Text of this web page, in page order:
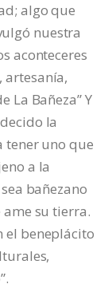
algo que
nuestra
aconteceres
artesanía,
La Bañeza” Y
la
tener uno que
a la
bañezano
ame su tierra.
el beneplácito